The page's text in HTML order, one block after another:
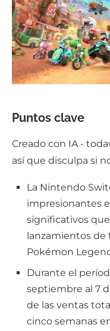
Puntos clave
Creado con IA -
así que disculpa si
La Nintendo
impresionantes
significativos
lanzamientos
Pokémon
Durante el
septiembre al 7
de las ventas
cinco semanas